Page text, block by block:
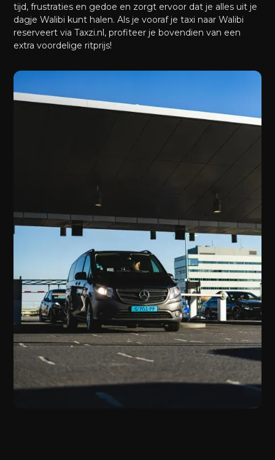
tijd, frustraties en gedoe en zorgt ervoor dat je alles uit je
dagje Walibi kunt halen. Als je vooraf je taxi naar Walibi
reserveert via Taxzi.nl, profiteer je bovendien van een
extra voordelige ritprijs!